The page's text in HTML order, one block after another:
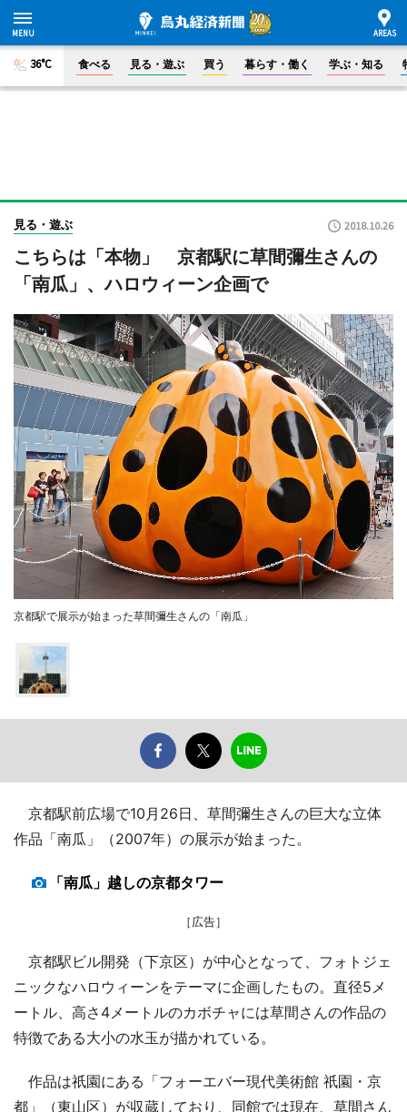
36°C 食べる 見る・遊ぶ 買う 暮らす・働く 学ぶ・知る
見る・遊ぶ 2018.10.26
こちらは「本物」 京都駅に草間彌生さんの
「南瓜」、ハロウィーン企画で
京都駅で展示が始まった草間彌生さんの「南瓜」
京都駅前広場で10月26日、草間彌生さんの巨大な立体
作品「南瓜」（2007年）の展示が始まった。
「南瓜」越しの京都タワー
［広告］
京都駅ビル開発（下京区）が中心となって、フォトジェ
ニックなハロウィーンをテーマに企画したもの。直径5メ
ートル、高さ4メートルのカボチャには草間さんの作品の
特徴である大小の水玉が描かれている。
作品は祇園にある「フォーエバー現代美術館 祇園・京
都」（東山区）が収蔵しており、同館では現在、草間さん